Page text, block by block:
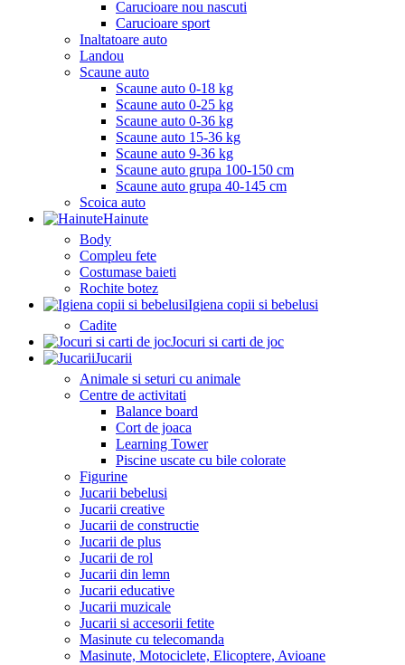
Carucioare nou nascuti
Carucioare sport
Inaltatoare auto
Landou
Scaune auto
Scaune auto 0-18 kg
Scaune auto 0-25 kg
Scaune auto 0-36 kg
Scaune auto 15-36 kg
Scaune auto 9-36 kg
Scaune auto grupa 100-150 cm
Scaune auto grupa 40-145 cm
Scoica auto
Hainute
Body
Compleu fete
Costumase baieti
Rochite botez
Igiena copii si bebelusi
Cadite
Jocuri si carti de joc
Jucarii
Animale si seturi cu animale
Centre de activitati
Balance board
Cort de joaca
Learning Tower
Piscine uscate cu bile colorate
Figurine
Jucarii bebelusi
Jucarii creative
Jucarii de constructie
Jucarii de plus
Jucarii de rol
Jucarii din lemn
Jucarii educative
Jucarii muzicale
Jucarii si accesorii fetite
Masinute cu telecomanda
Masinute, Motociclete, Elicoptere, Avioane